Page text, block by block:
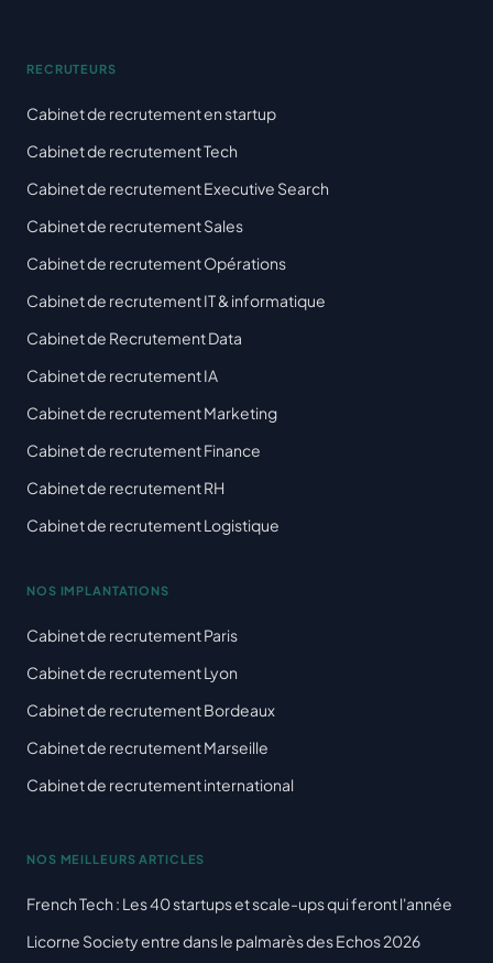
RECRUTEURS
Cabinet de recrutement en startup
Cabinet de recrutement Tech
Cabinet de recrutement Executive Search
Cabinet de recrutement Sales
Cabinet de recrutement Opérations
Cabinet de recrutement IT & informatique
Cabinet de Recrutement Data
Cabinet de recrutement IA
Cabinet de recrutement Marketing
Cabinet de recrutement Finance
Cabinet de recrutement RH
Cabinet de recrutement Logistique
NOS IMPLANTATIONS
Cabinet de recrutement Paris
Cabinet de recrutement Lyon
Cabinet de recrutement Bordeaux
Cabinet de recrutement Marseille
Cabinet de recrutement international
NOS MEILLEURS ARTICLES
French Tech : Les 40 startups et scale-ups qui feront l'année
Licorne Society entre dans le palmarès des Echos 2026